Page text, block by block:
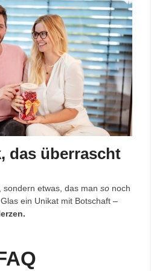
das überrascht
sondern etwas, das man so noch
ein Unikat mit Botschaft –